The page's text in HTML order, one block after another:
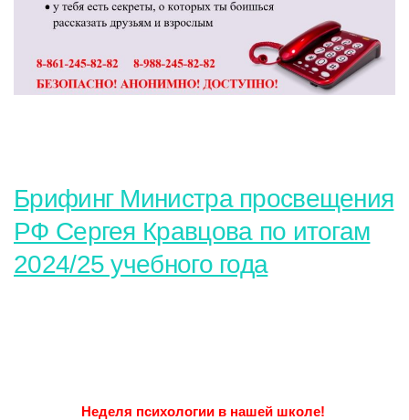
Брифинг Министра просвещения
РФ Сергея Кравцова по итогам
2024/25 учебного года
Неделя психологии в нашей школе!